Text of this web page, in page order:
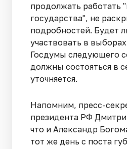
продолжать работать
государства", не
подробностей. Будет
участвовать в
Госдумы следующего
должны состояться в
уточняется.
Напомним, пресс-
президента РФ
что и Александр
тот же день с поста